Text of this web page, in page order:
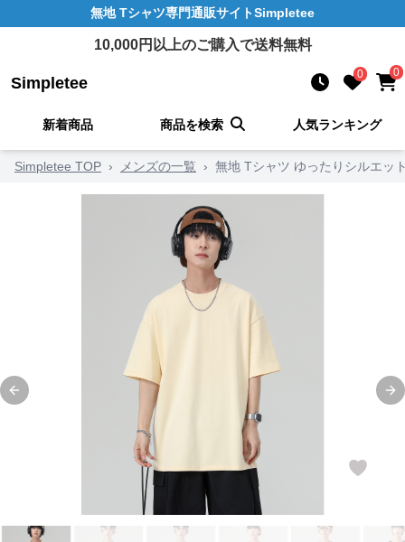
無地 Tシャツ専門通販サイトSimpletee
10,000円以上のご購入で送料無料
Simpletee 0 0
新着商品 商品を検索 人気ランキング
Simpletee TOP › メンズの一覧 › 無地 Tシャツ ゆったりシルエッ
Previous slide